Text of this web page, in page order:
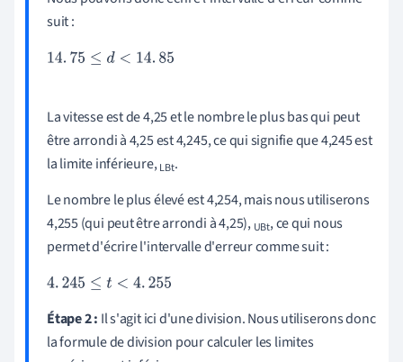
suit :
14.75≤ d<14. 85
La vitesse est de 4,25 et le nombre le plus bas qui peut
être arrondi à 4,25 est 4,245, ce qui signifie que 4,245 est
la limite inférieure,LBt.
Le nombre le plus élevé est 4,254, mais nous utiliserons
4,255 (qui peut être arrondi à 4,25), UBt, ce qui nous
permet d'écrire l'intervalle d'erreur comme suit :
4.245≤ <4 .255
Étape 2 : Il s'agit ici d'une division. Nous utiliserons donc
la formule de division pour calculer les limites